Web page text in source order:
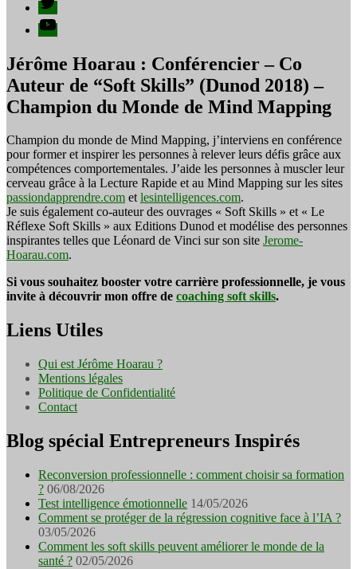
YouTube
Jérôme Hoarau : Conférencier – Co
Auteur de “Soft Skills” (Dunod 2018) –
Champion du Monde de Mind Mapping
Champion du monde de Mind Mapping, j’interviens en conférence
pour former et inspirer les personnes à relever leurs défis grâce aux
compétences comportementales. J’aide les personnes à muscler leur
cerveau grâce à la Lecture Rapide et au Mind Mapping sur les sites
passiondapprendre.com etlesintelligences.com.
Je suis également co-auteur des ouvrages « Soft Skills » et « Le
Réflexe Soft Skills » aux Editions Dunod et modélise des personnes
inspirantes telles que Léonard de Vinci sur son site Jerome-
Hoarau.com.
Si vous souhaitez booster votre carrière professionnelle, je vous
invite à découvrir mon offre de coaching soft skills.
Liens Utiles
Qui est Jérôme Hoarau ?
Mentions légales
Politique de Confidentialité
Contact
Blog spécial Entrepreneurs Inspirés
Reconversion professionnelle : comment choisir sa formation
? 06/08/2026
Test intelligence émotionnelle 14/05/2026
Comment se protéger de la régression cognitive face à l’IA ?
03/05/2026
Comment les soft skills peuvent améliorer le monde de la
santé ? 02/05/2026